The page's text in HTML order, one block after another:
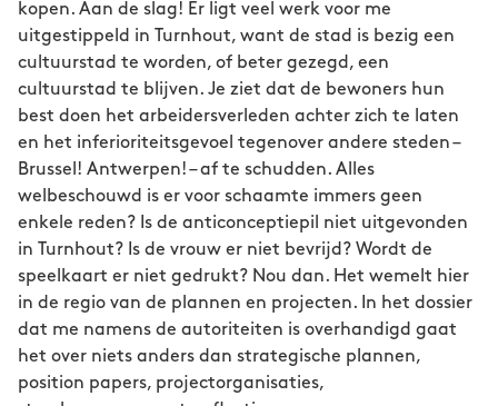
kopen. Aan de slag! Er ligt veel werk voor me
uitgestippeld in Turnhout, want de stad is bezig een
cultuurstad te worden, of beter gezegd, een
cultuurstad te blijven. Je ziet dat de bewoners hun
best doen het arbeidersverleden achter zich te laten
en het inferioriteitsgevoel tegenover andere steden –
Brussel! Antwerpen! – af te schudden. Alles
welbeschouwd is er voor schaamte immers geen
enkele reden? Is de anticonceptiepil niet uitgevonden
in Turnhout? Is de vrouw er niet bevrijd? Wordt de
speelkaart er niet gedrukt? Nou dan. Het wemelt hier
in de regio van de plannen en projecten. In het dossier
dat me namens de autoriteiten is overhandigd gaat
het over niets anders dan strategische plannen,
position papers, projectorganisaties,